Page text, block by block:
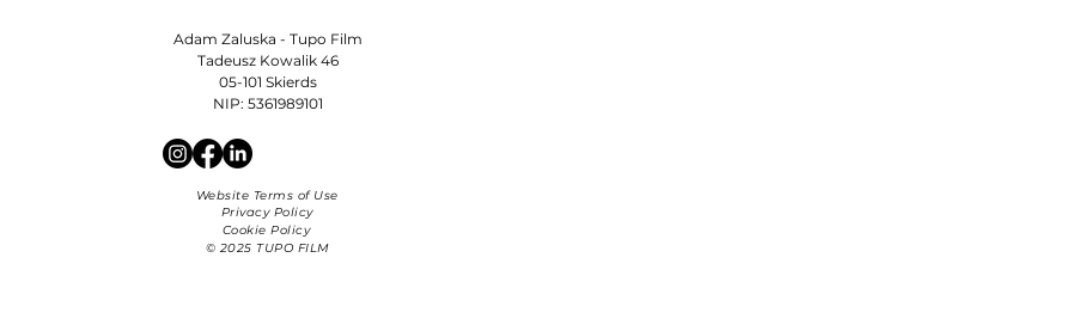
Adam Zaluska - Tupo Film
Tadeusz Kowalik 46
05-101 Skierds
NIP: 5361989101
Website Terms of Use
Privacy Policy
Cookie Policy
© 2025 TUPO FILM